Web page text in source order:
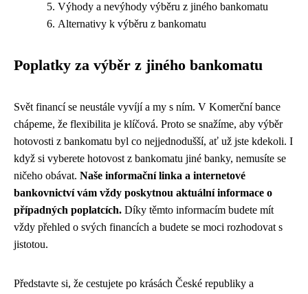
Výhody a nevýhody výběru z jiného bankomatu
Alternativy k výběru z bankomatu
Poplatky za výběr z jiného bankomatu
Svět financí se neustále vyvíjí a my s ním. V Komerční bance
chápeme, že flexibilita je klíčová. Proto se snažíme, aby výběr
hotovosti z bankomatu byl co nejjednodušší, ať už jste kdekoli. I
když si vyberete hotovost z bankomatu jiné banky, nemusíte se
ničeho obávat. Naše informační linka a internetové
bankovnictví vám vždy poskytnou aktuální informace o
případných poplatcích. Díky těmto informacím budete mít
vždy přehled o svých financích a budete se moci rozhodovat s
jistotou.
Představte si, že cestujete po krásách České republiky a